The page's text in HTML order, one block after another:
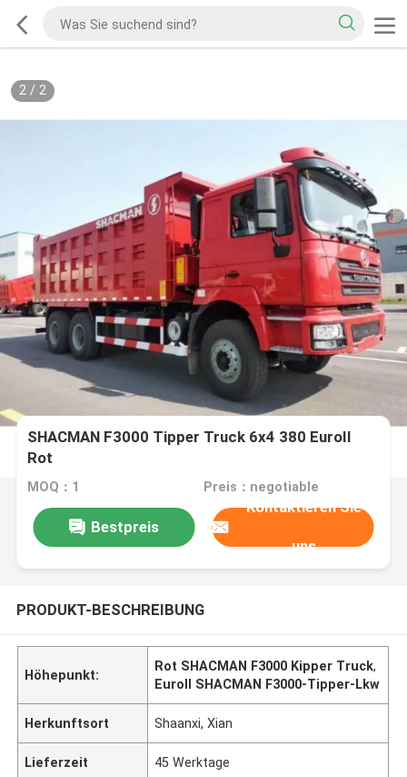
2/ 2
SHACMAN F3000 Tipper Truck 6x4 380 EuroII
Rot
MOQ：1 Preis：negotiable
Bestpreis
Kontaktieren Sie
uns
PRODUKT-BESCHREIBUNG
Höhepunkt:
Rot SHACMAN F3000 Kipper Truck,
EuroII SHACMAN F3000-Tipper-Lkw
Herkunftsort Shaanxi, Xian
Lieferzeit 45 Werktage